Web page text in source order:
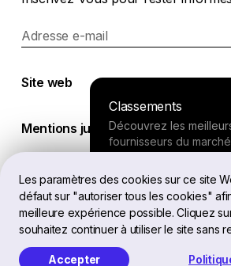
Les paramètres des cookies sur ce site
défaut sur "autoriser tous les cookies"
meilleure expérience possible. Cliquez
souhaitez continuer à utiliser le site sans
Accepter
Classements
Découvrez les
fournisseurs du
Outil de recherche
Répondez à quelques
sur vos besoins et
Adresse e-mail
Site web
Mentions juridiques